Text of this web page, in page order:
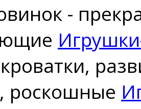
-
роскошные